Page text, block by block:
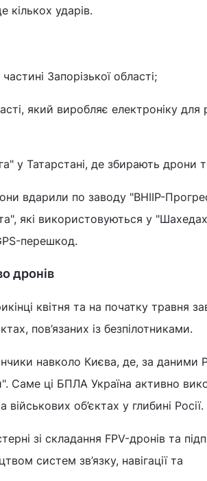
кількох ударів.
Запорізької області;
який виробляє електроніку для
у Татарстані, де збирають дрони
вдарили по заводу "ВНІІР-
які використовуються у
перешкод.
дронів
квітня та на початку травня
пов’язаних із безпілотниками.
навколо Києва, де, за даними
Саме ці БПЛА Україна активно
об’єктах у глибині Росії.
зі складання FPV-дронів та
систем зв’язку, навігації та